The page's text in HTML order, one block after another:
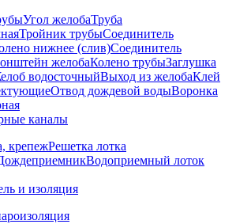
Угол желобаТруба
Тройник трубыСоединитель
нижнее (слив)Соединитель
желобаКолено трубыЗаглушка
водосточныйВыход из желобаКлей
Отвод дождевой водыВоронка
каналы
крепежРешетка лотка
Водоприемный лоток
и изоляция